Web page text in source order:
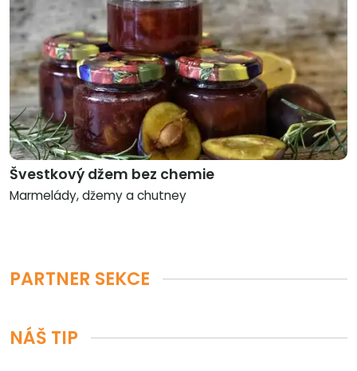
Švestkový džem bez chemie
Marmelády, džemy a chutney
PARTNER SEKCE
NÁŠ TIP